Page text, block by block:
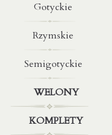
Gotyckie
Rzymskie
Semigotyckie
WELONY
KOMPLETY